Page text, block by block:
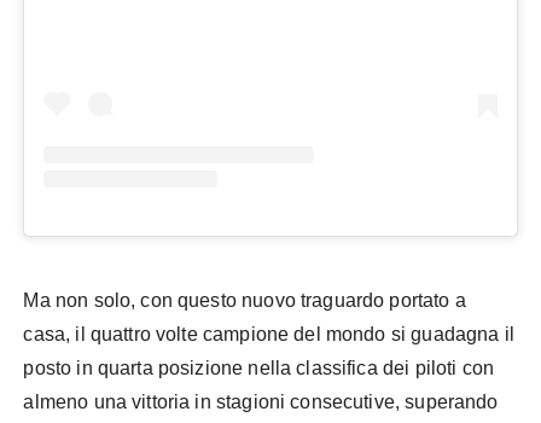
Ma non solo, con questo nuovo traguardo portato a
casa, il quattro volte campione del mondo si guadagna il
posto in quarta posizione nella classifica dei piloti con
almeno una vittoria in stagioni consecutive, superando